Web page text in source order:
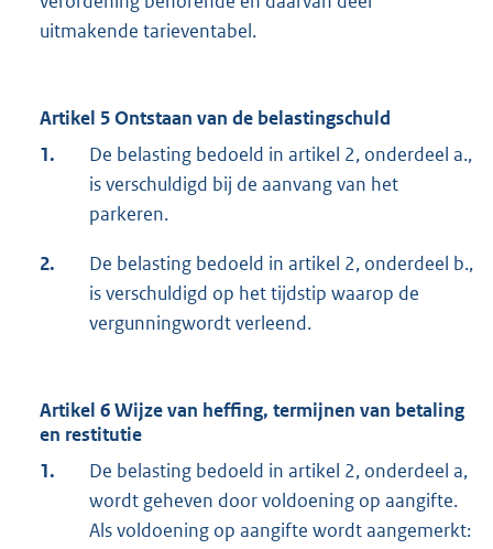
uitmakende tarieventabel.
Artikel 5 Ontstaan van de belastingschuld
1.
De belasting bedoeld in artikel 2, onderdeel a.,
is verschuldigd bij de aanvang van het
parkeren.
2.
De belasting bedoeld in artikel 2, onderdeel b.,
is verschuldigd op het tijdstip waarop de
vergunningwordt verleend.
Artikel 6 Wijze van heffing, termijnen van betaling
en restitutie
1.
De belasting bedoeld in artikel 2, onderdeel a,
wordt geheven door voldoening op aangifte.
Als voldoening op aangifte wordt aangemerkt: